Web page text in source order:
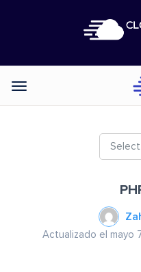
Categories
Actualizado el mayo